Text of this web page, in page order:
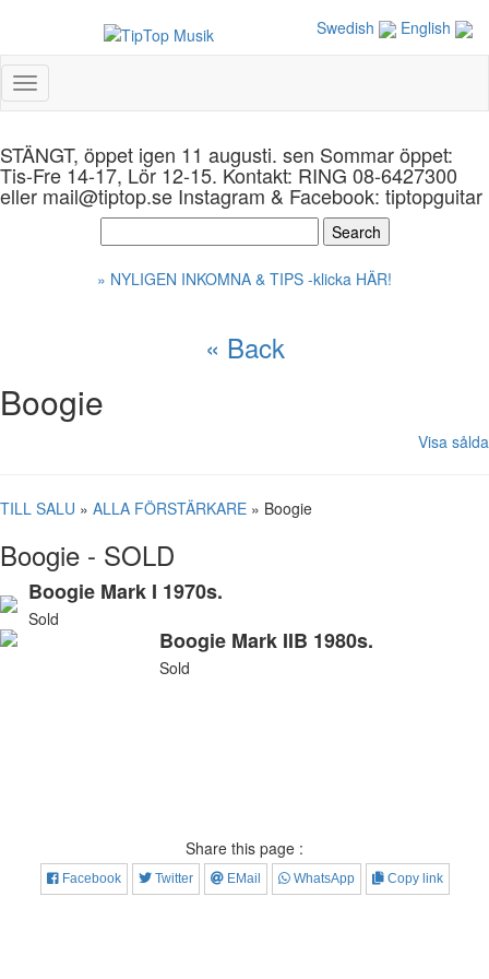
Swedish English
Toggle
navigation
STÄNGT, öppet igen 11 augusti. sen Sommar öppet:
Tis-Fre 14-17, Lör 12-15. Kontakt: RING 08-6427300
eller mail@tiptop.se Instagram & Facebook: tiptopguitar
» NYLIGEN INKOMNA & TIPS -klicka HÄR!
« Back
Boogie
Visa sålda
TILL SALU » ALLA FÖRSTÄRKARE » Boogie
Boogie - SOLD
Boogie Mark I 1970s.
Sold
Boogie Mark IIB 1980s.
Sold
Share this page :
Facebook Twitter EMail WhatsApp Copy link